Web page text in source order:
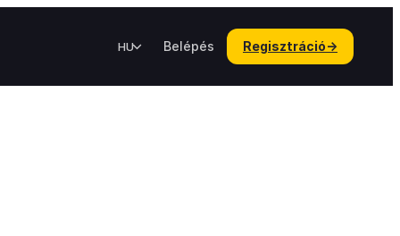
HU Belépés Regisztráció→